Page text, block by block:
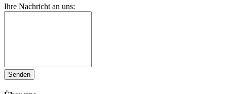
Ihre Nachricht an uns: